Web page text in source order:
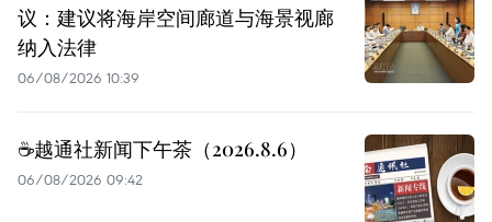
议：建议将海岸空间廊道与海景视廊
纳入法律
06/08/2026 10:39
☕️越通社新闻下午茶（2026.8.6）
06/08/2026 09:42